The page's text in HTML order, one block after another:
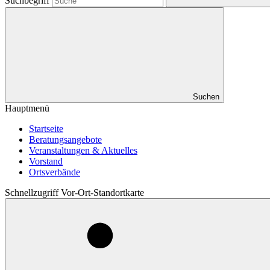
Suchen
Hauptmenü
Startseite
Beratungsangebote
Veranstaltungen & Aktuelles
Vorstand
Ortsverbände
Schnellzugriff Vor-Ort-Standortkarte